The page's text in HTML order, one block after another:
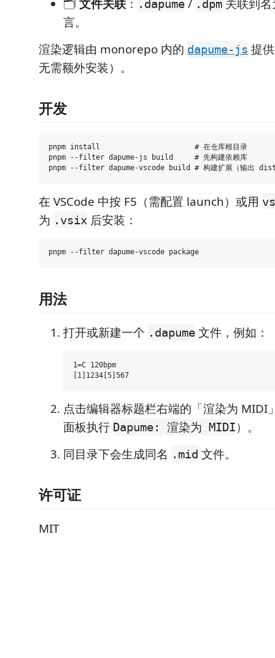
🗂️ 文件关联 ： .dapume / .dpm 关联到
言。
渲染逻辑由 monorepo 内的 dapume-js 提
无需额外安装）。
开发
pnpm install                      # 在仓库根目录
pnpm --filter dapume-js build     # 先构建依赖库
在 VSCode 中按 F5（需配置 launch）或用
为 .vsix 后安装：
用法
打开或新建一个 .dapume 文件，例如：
1=C 120bpm
点击编辑器标题栏右端的「渲染为 MIDI
面板执行 Dapume: 渲染为 MIDI）。
同目录下会生成同名 .mid 文件。
许可证
MIT